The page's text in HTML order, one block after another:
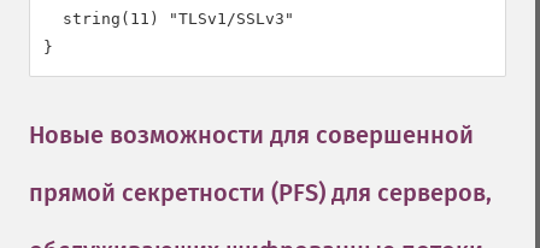
  string(11) "TLSv1/SSLv3"
Новые возможности для совершенной
прямой секретности (PFS) для серверов,